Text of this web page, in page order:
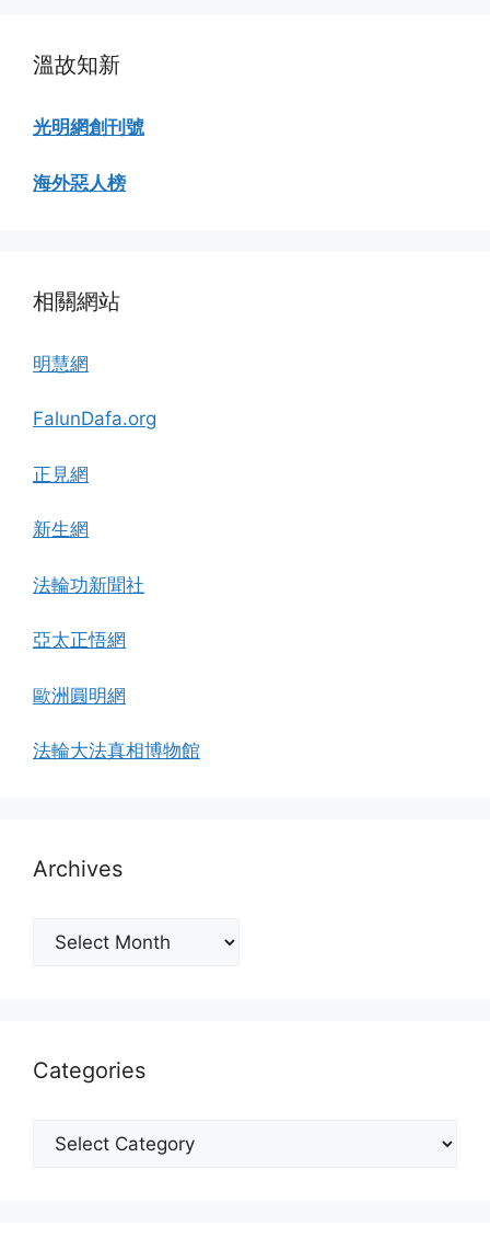
溫故知新
光明網創刊號
海外惡人榜
相關網站
明慧網
FalunDafa.org
正見網
新生網
法輪功新聞社
亞太正悟網
歐洲圓明網
法輪大法真相博物館
Archives
Archives
Categories
Categories